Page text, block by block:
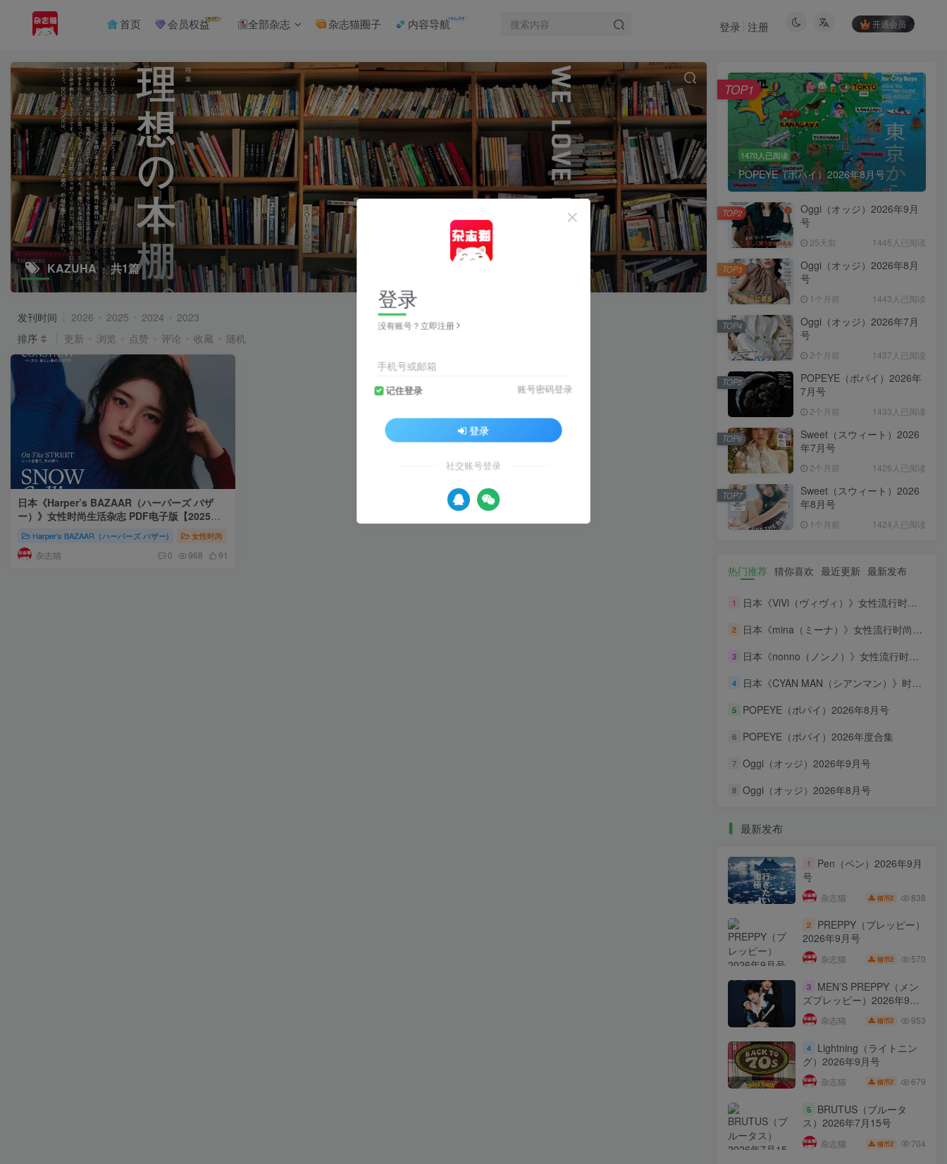
首页 会员权益VIP 全部杂志 杂志猫圈子 内容导航NEW
开通会员
登录 注册
KAZUHA 共1篇
发刊时间 2026 2025 2024
2023
排序
更新 浏览 点赞 评论 收藏 随机
日本《Harper’s BAZAAR（ハーパーズ バザ
ー）》女性时尚生活杂志 PDF电子版【2025年·
全年订阅】
Harper’s BAZAAR（ハーパーズ バザー) 女性时尚
杂志猫 0 968 91
1470人已阅读
POPEYE（ポパイ）2026年8月号
TOP1
Oggi（オッジ）2026年9月
号
25天前 1445人已阅读
TOP2
Oggi（オッジ）2026年8月
号
1个月前 1443人已阅读
TOP3
Oggi（オッジ）2026年7月
号
2个月前 1437人已阅读
TOP4
POPEYE（ポパイ）2026年
7月号
2个月前 1433人已阅读
TOP5
Sweet（スウィート）2026
年7月号
2个月前 1426人已阅读
TOP6
Sweet（スウィート）2026
年8月号
1个月前 1424人已阅读
TOP7
热门推荐 猜你喜欢 最近更新 最新发布
1 日本《ViVi（ヴィヴィ）》女性流行时尚杂志 PDF电子版【2026年·全年订阅】
2 日本《mina（ミーナ）》女性流行时尚杂志 PDF电子版【2026年·全年订阅】
3 日本《nonno（ノンノ）》女性流行时尚资讯杂志 PDF电子版【2026年·全年订阅】
4 日本《CYAN MAN（シアンマン）》时髦发妆服饰流行杂志 PDF电子版【2026年·全年订阅】
5 POPEYE（ポパイ）2026年8月号
6 POPEYE（ポパイ）2026年度合集
7 Oggi（オッジ）2026年9月号
8 Oggi（オッジ）2026年8月号
最新发布
1
Pen（ペン）2026年9月
号
杂志猫 猫币2 838
2
PREPPY（プレッピー）
2026年9月号
杂志猫 猫币2 570
3
MEN’S PREPPY（メン
ズプレッピー）2026年9月
号
杂志猫 猫币2 953
4
Lightning（ライトニン
グ）2026年9月号
杂志猫 猫币2 679
5
BRUTUS（ブルータ
ス）2026年7月15号
杂志猫 猫币2 704
登录
没有账号？立即注册
手机号或邮箱
记住登录 账号密码登录
登录
社交账号登录